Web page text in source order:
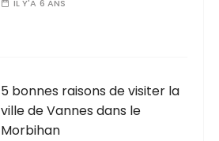
IL Y'A 6 ANS
5 bonnes raisons de visiter la
ville de Vannes dans le
Morbihan